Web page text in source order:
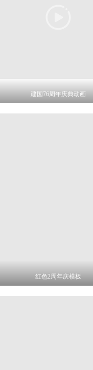
建国76周年庆典动画
红色2周年庆模板